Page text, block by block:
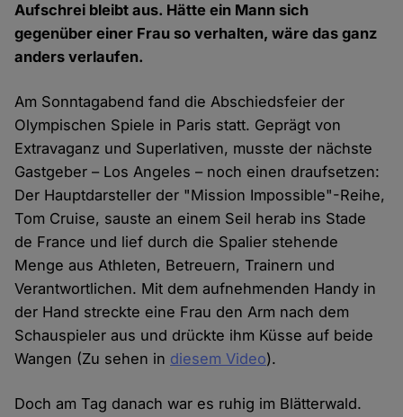
Aufschrei bleibt aus. Hätte ein Mann sich
gegenüber einer Frau so verhalten, wäre das ganz
anders verlaufen.
Am Sonntagabend fand die Abschiedsfeier der
Olympischen Spiele in Paris statt. Geprägt von
Extravaganz und Superlativen, musste der nächste
Gastgeber – Los Angeles – noch einen draufsetzen:
Der Hauptdarsteller der "Mission Impossible"-Reihe,
Tom Cruise, sauste an einem Seil herab ins Stade
de France und lief durch die Spalier stehende
Menge aus Athleten, Betreuern, Trainern und
Verantwortlichen. Mit dem aufnehmenden Handy in
der Hand streckte eine Frau den Arm nach dem
Schauspieler aus und drückte ihm Küsse auf beide
Wangen (Zu sehen in diesem Video).
Doch am Tag danach war es ruhig im Blätterwald.